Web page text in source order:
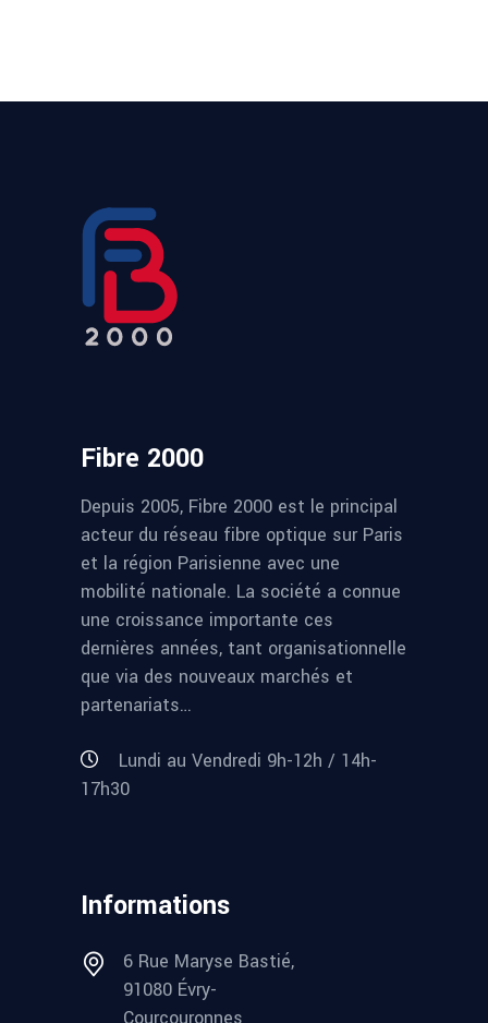
Fibre 2000
Depuis 2005, Fibre 2000 est le principal
acteur du réseau fibre optique sur Paris
et la région Parisienne avec une
mobilité nationale. La société a connue
une croissance importante ces
dernières années, tant organisationnelle
que via des nouveaux marchés et
partenariats…
Lundi au Vendredi 9h-12h / 14h-
17h30
Informations
6 Rue Maryse Bastié,
91080 Évry-